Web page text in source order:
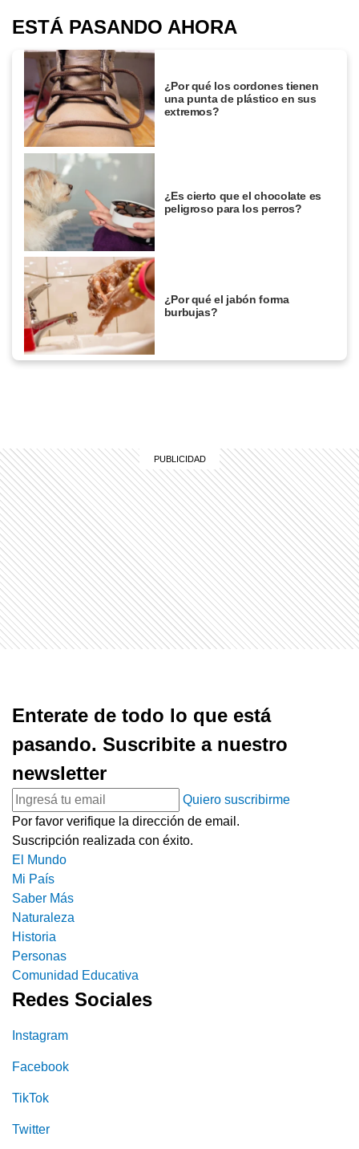
ESTÁ PASANDO AHORA
¿Por qué los cordones tienen
una punta de plástico en sus
extremos?
¿Es cierto que el chocolate es
peligroso para los perros?
¿Por qué el jabón forma
burbujas?
Enterate de todo lo que está
pasando. Suscribite a nuestro
newsletter
Quiero suscribirme
Por favor verifique la dirección de email.
Suscripción realizada con éxito.
El Mundo
Mi País
Saber Más
Naturaleza
Historia
Personas
Comunidad Educativa
Redes Sociales
Instagram
Facebook
TikTok
Twitter